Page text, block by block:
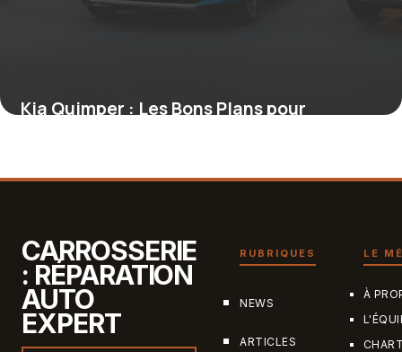
Kia Quimper : Les Bons Plans pour
CARROSSERIE
: RÉPARATION
AUTO
EXPERT
RUBRIQUES
NEWS
ARTICLES
LE
À